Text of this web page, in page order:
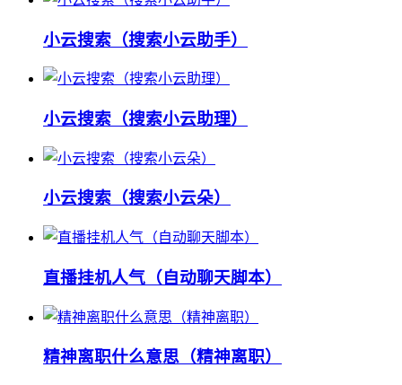
小云搜索（搜索小云助手）
小云搜索（搜索小云助理）
小云搜索（搜索小云朵）
直播挂机人气（自动聊天脚本）
精神离职什么意思（精神离职）